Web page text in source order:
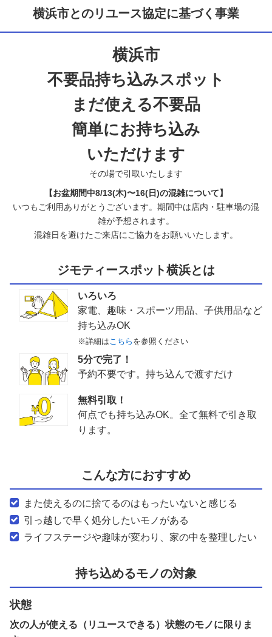
横浜市とのリユース協定に基づく事業
横浜市
不要品持ち込みスポット
まだ使える不要品
簡単にお持ち込み
いただけます
その場で引取いたします
【お盆期間中8/13(木)〜16(日)の混雑について】
いつもご利用ありがとうございます。期間中は店内・駐車場の混
雑が予想されます。
混雑日を避けたご来店にご協力をお願いいたします。
ジモティースポット横浜とは
いろいろ
家電、趣味・スポーツ用品、子供用品など
持ち込みOK
※詳細はこちら を参照ください
5分で完了！
予約不要です。持ち込んで渡すだけ
無料引取！
何点でも持ち込みOK。全て無料で引き取
ります。
こんな方におすすめ
また使えるのに捨てるのはもったいないと感じる
引っ越しで早く処分したいモノがある
ライフステージや趣味が変わり、家の中を整理したい
持ち込めるモノの対象
状態
次の人が使える（リユースできる）状態のモノに限りま